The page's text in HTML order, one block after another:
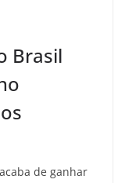
Brasil
de ganhar